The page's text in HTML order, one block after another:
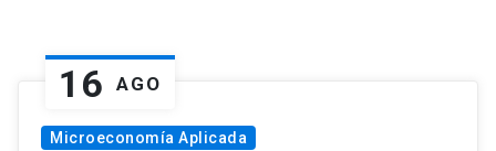
16 AGO
Microeconomía Aplicada